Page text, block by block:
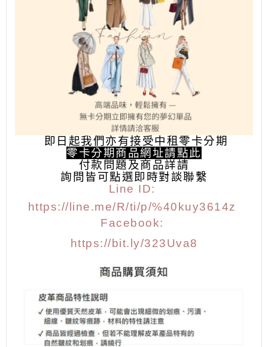
即日起我們亦有接受中租零卡分期
零卡分期商品網址請點此
付款問題及商品詳請
詢問皆可點選 即時對談聯繫
Line ID:
https://line.me/R/ti/p/%40kuy3614z
Facebook:
https://bit.ly/323Uva8